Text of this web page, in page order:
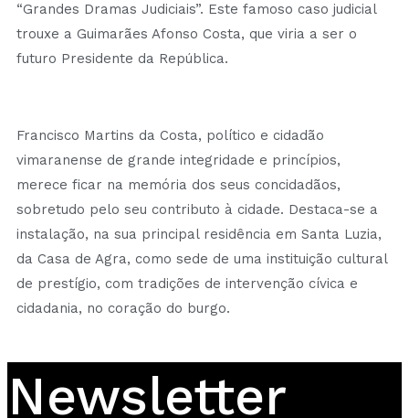
“Grandes Dramas Judiciais”. Este famoso caso judicial
trouxe a Guimarães Afonso Costa, que viria a ser o
futuro Presidente da República.
Francisco Martins da Costa, político e cidadão
vimaranense de grande integridade e princípios,
merece ficar na memória dos seus concidadãos,
sobretudo pelo seu contributo à cidade. Destaca-se a
instalação, na sua principal residência em Santa Luzia,
da Casa de Agra, como sede de uma instituição cultural
de prestígio, com tradições de intervenção cívica e
cidadania, no coração do burgo.
Newsletter